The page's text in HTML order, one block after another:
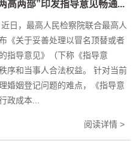
高两部”印发指导意见畅通...
日，最高人民检察院联合最高人
《关于妥善处理以冒名顶替或者
指导意见》（下称《指导意
序和当事人合法权益。 针对当前
婚姻登记问题的难点，《指导意
政成本...
阅读详情 >